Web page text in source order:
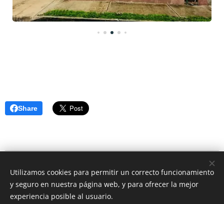
Share
Rivera Maya Mexico
Cookies
Utilizamos cookies para permitir un correcto funcionamiento
y seguro en nuestra página web, y para ofrecer la mejor
experiencia posible al usuario.